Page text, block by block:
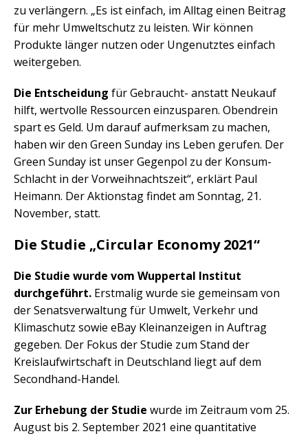
zu verlängern. „Es ist einfach, im Alltag einen Beitrag
für mehr Umweltschutz zu leisten. Wir können
Produkte länger nutzen oder Ungenutztes einfach
weitergeben.
Die Entscheidung für Gebraucht- anstatt Neukauf
hilft, wertvolle Ressourcen einzusparen. Obendrein
spart es Geld. Um darauf aufmerksam zu machen,
haben wir den Green Sunday ins Leben gerufen. Der
Green Sunday ist unser Gegenpol zu der Konsum-
Schlacht in der Vorweihnachtszeit“, erklärt Paul
Heimann. Der Aktionstag findet am Sonntag, 21.
November, statt.
Die Studie „Circular Economy 2021“
Die Studie wurde vom Wuppertal Institut
durchgeführt. Erstmalig wurde sie gemeinsam von
der Senatsverwaltung für Umwelt, Verkehr und
Klimaschutz sowie eBay Kleinanzeigen in Auftrag
gegeben. Der Fokus der Studie zum Stand der
Kreislaufwirtschaft in Deutschland liegt auf dem
Secondhand-Handel.
Zur Erhebung der Studie wurde im Zeitraum vom 25.
August bis 2. September 2021 eine quantitative